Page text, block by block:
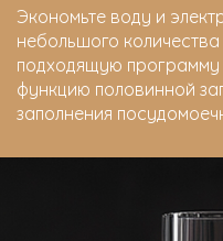
Экономьте воду и
небольшого
подходящую программу
функцию половинной
заполнения